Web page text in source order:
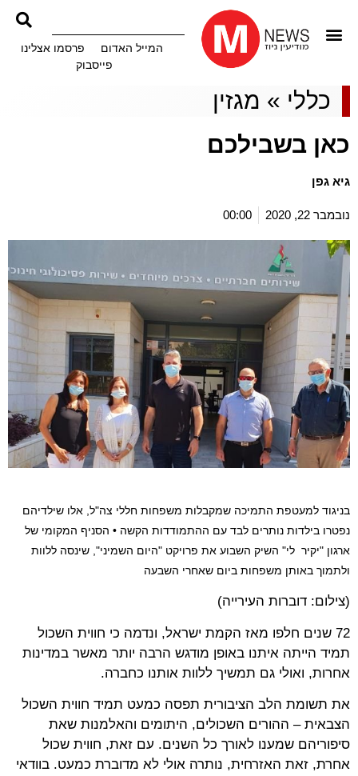
המייל האדום
פרסמו אצלינו
פייסבוק
כללי » מגזין
כאן בשבילכם
גיא גפן
נובמבר 22, 2020 00:00
בניגוד למעטפת התמיכה שמקבלות משפחות חללי צה"ל, אלו שילדיהם
נפטרו בילדות נותרים לבד עם ההתמודדות הקשה • הסניף המקומי של
ארגון "יקיר לי" השיק השבוע את פרויקט "היום השמיני", שינסה ללוות
ולתמוך באותן משפחות ביום שאחרי השבעה
(צילום: דוברות העירייה)
72 שנים חלפו מאז הקמת ישראל, ונדמה כי חווית השכול
תמיד הייתה איתנו באופן מודגש הרבה יותר מאשר במדינות
אחרות, ואולי גם תמשיך ללוות אותנו כחברה.
את תשומת הלב הציבורית תפסה כמעט תמיד חווית השכול
הצבאית – ההורים השכולים, היתומים והאלמנות שאת
סיפוריהם שמענו לאורך כל השנים. עם זאת, חווית שכול
אחרת, זאת האזרחית, נותרה אולי לא מדוברת כמעט. בוודאי